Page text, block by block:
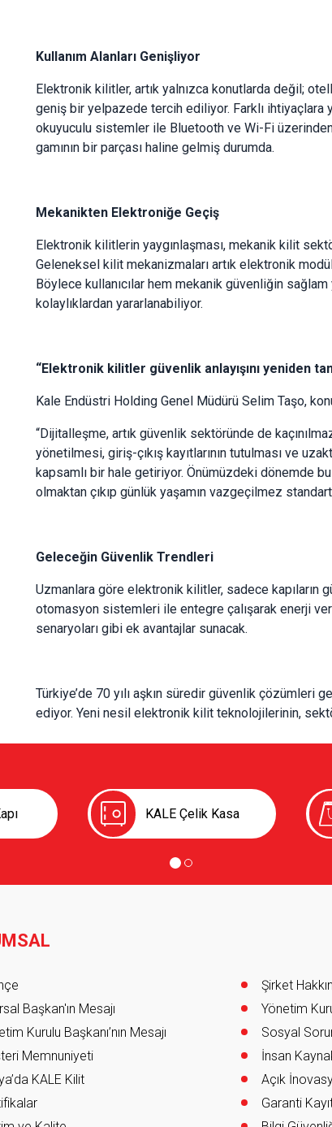
Kullanım Alanları Genişliyor
Elektronik kilitler, artık yalnızca konutlarda değil;
geniş bir yelpazede tercih ediliyor. Farklı
okuyuculu sistemler ile Bluetooth ve Wi-Fi
gamının bir parçası haline gelmiş durumda.
Mekanikten Elektroniğe Geçiş
Elektronik kilitlerin yaygınlaşması, mekanik kilit
Geleneksel kilit mekanizmaları artık elektronik
Böylece kullanıcılar hem mekanik güvenliğin
kolaylıklardan yararlanabiliyor.
“Elektronik kilitler güvenlik anlayışını yeniden
Kale Endüstri Holding Genel Müdürü Selim Taşo,
“Dijitalleşme, artık güvenlik sektöründe de
yönetilmesi, giriş-çıkış kayıtlarının tutulması ve
kapsamlı bir hale getiriyor. Önümüzdeki dönemde
olmaktan çıkıp günlük yaşamın vazgeçilmez
Geleceğin Güvenlik Trendleri
Uzmanlara göre elektronik kilitler, sadece kapıların
otomasyon sistemleri ile entegre çalışarak enerji
senaryoları gibi ek avantajlar sunacak.
Türkiye’de 70 yılı aşkın süredir güvenlik
ediyor. Yeni nesil elektronik kilit teknolojilerinin,
KALE Çelik Kasa
Başkan'ın Mesajı
Kurulu Başkanı’nın Mesajı
Memnuniyeti
KALE Kilit
Şirket
Yönetim
Sosyal
İnsan
Açık
Garanti